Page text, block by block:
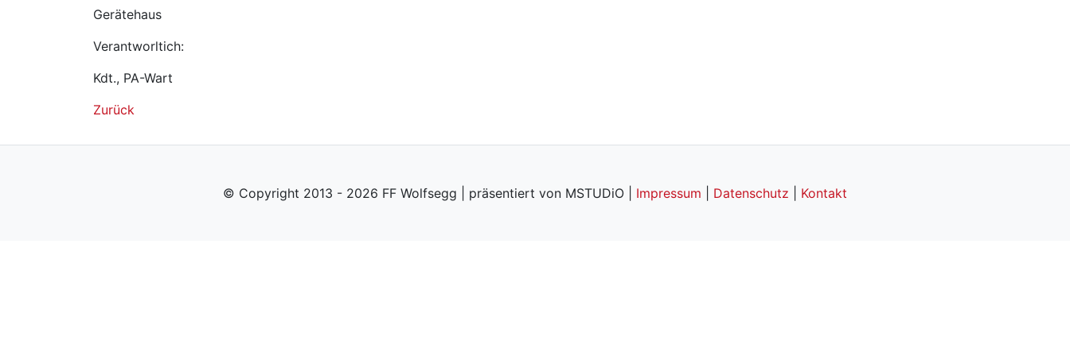
Gerätehaus
Verantworltich:
Kdt., PA-Wart
Zurück
© Copyright 2013 - 2026 FF Wolfsegg | präsentiert von MSTUDiO | Impressum Datenschutz Kontakt